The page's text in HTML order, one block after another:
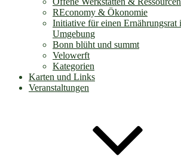
REconomy & Ökonomie
Initiative für einen Ernährungsrat
Umgebung
Bonn blüht und summt
Velowerft
Kategorien
Karten und Links
Veranstaltungen